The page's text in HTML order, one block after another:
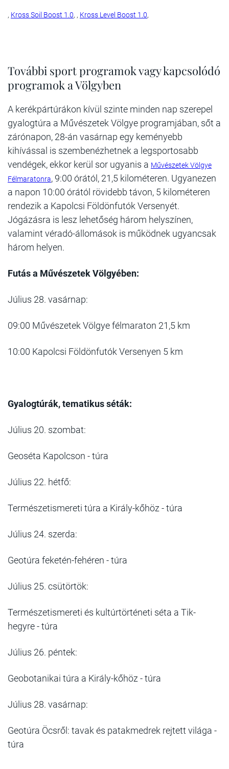
, Kross Soil Boost 1.0, , Kross Level Boost 1.0,
További sport programok vagy kapcsolódó
programok a Völgyben
A kerékpártúrákon kívül szinte minden nap szerepel
gyalogtúra a Művészetek Völgye programjában, sőt a
zárónapon, 28-án vasárnap egy keményebb
kihívással is szembenézhetnek a legsportosabb
vendégek, ekkor kerül sor ugyanis a Művészetek Völgye
Félmaratonra, 9:00 órától, 21,5 kilométeren. Ugyanezen
a napon 10:00 órától rövidebb távon, 5 kilométeren
rendezik a Kapolcsi Földönfutók Versenyét.
Jógázásra is lesz lehetőség három helyszínen,
valamint véradó-állomások is működnek ugyancsak
három helyen.
Futás a Művészetek Völgyében:
Július 28. vasárnap:
09:00 Művészetek Völgye félmaraton 21,5 km
10:00 Kapolcsi Földönfutók Versenyen 5 km
Gyalogtúrák, tematikus séták:
Július 20. szombat:
Geoséta Kapolcson - túra
Július 22. hétfő:
Természetismereti túra a Király-kőhöz - túra
Július 24. szerda:
Geotúra feketén-fehéren - túra
Július 25. csütörtök:
Természetismereti és kultúrtörténeti séta a Tik-
hegyre - túra
Július 26. péntek:
Geobotanikai túra a Király-kőhöz - túra
Július 28. vasárnap:
Geotúra Öcsről: tavak és patakmedrek rejtett világa -
túra